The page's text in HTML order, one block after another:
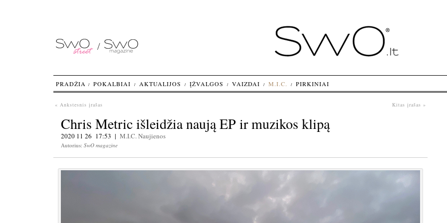
« Ankstesnis įrašas Kitas įrašas »
Chris Metric išleidžia naują EP ir muzikos klipą
2020 11 26 17:53 | M.I.C.Naujienos
Autorius: SwO magazine
PRADŽIA POKALBIAI AKTUALIJOS ĮŽVALGOS VAIZDAI M.I.C. PIRKINIAI